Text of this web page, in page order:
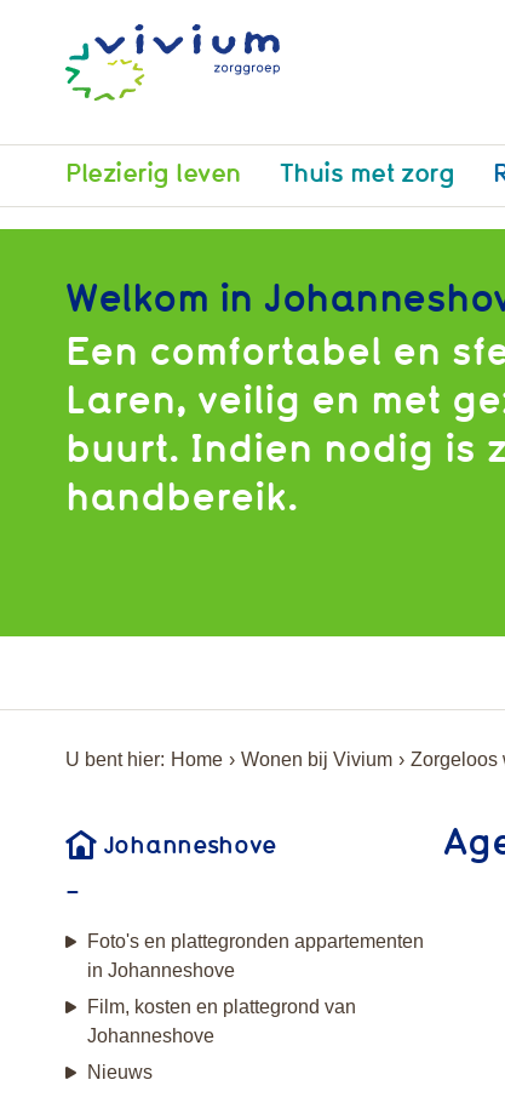
Plezierig leven Thuis met zorg
Welkom in
Een comfortabel en
Laren, veilig en met
buurt. Indien nodig is
handbereik.
U bent hier: Home Wonen bij Vivium Zorgeloos
Johanneshove
Foto's en plattegronden appartementen
in Johanneshove
Film, kosten en plattegrond van
Johanneshove
Nieuws